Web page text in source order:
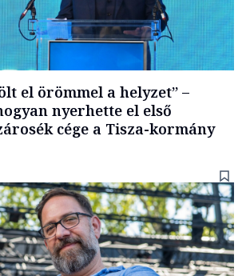
el örömmel a helyzet” –
nyerhette el első
cége a Tisza-kormány